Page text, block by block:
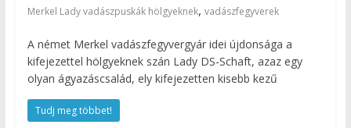
Merkel Lady vadászpuskák hölgyeknek, vadászfegyverek
A német Merkel vadászfegyvergyár idei újdonsága a
kifejezettel hölgyeknek szán Lady DS-Schaft, azaz egy
olyan ágyazáscsalád, ely kifejezetten kisebb kezű
Tudj meg többet!